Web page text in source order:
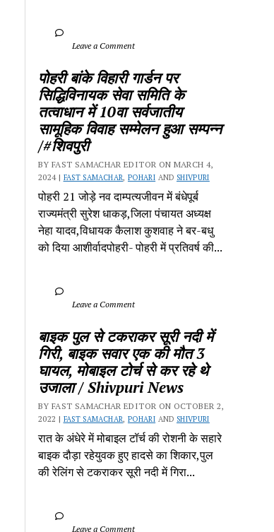
पोहरी बांके विहारी गार्डन पर
सिद्धिविनायक सेवा समिति के
तत्वाधान में 10वा सर्वजातीय
सामूहिक विवाह सम्मेलन हुआ सम्पन्न
/#शिवपुरी
BY FAST SAMACHAR EDITOR ON MARCH 4,
2024 | FAST SAMACHAR, POHARI AND SHIVPURI
पोहरी 21 जोड़े नव दाम्पत्यजीवन में बंधेपूर्ब
राज्यमंत्री सुरेश धाकड़,जिला पंचायत अध्यक्ष
नेहा यादव,विधायक कैलाश कुशवाह ने बर-बधु
को दिया आशीर्वादपोहरी- पोहरी में प्रतिवर्ष की...
बाइक पुल से टकराकर सूरी नदी में
गिरी, बाइक सवार एक की मौत 3
घायल, मोबाइल टोर्च से कर रहे थे
उजाला / Shivpuri News
BY FAST SAMACHAR EDITOR ON OCTOBER 2,
2022 | FAST SAMACHAR, POHARI AND SHIVPURI
रात के अंधेरे में मोबाइल टॉर्च की रोशनी के सहारे
बाइक दौड़ा रहेयुवक हुए हादसे का शिकार,पुल
की रेलिंग से टकराकर सूरी नदी में गिरा...